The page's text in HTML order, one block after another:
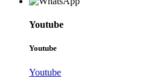
Youtube
Youtube
Youtube